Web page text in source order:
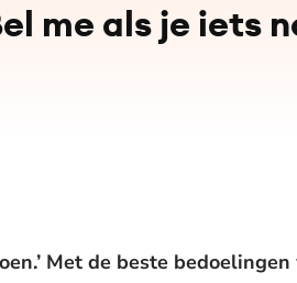
me als je iets
Met de beste